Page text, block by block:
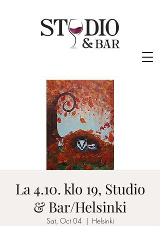
La 4.10. klo 19, Studio
& Bar/Helsinki
Sat, Oct 04
  |
Helsinki